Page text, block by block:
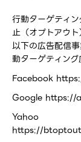
行動ターゲティ
止（オプトアウト
以下の広告配信
動ターゲティン
Facebook
Google https://
Yahoo
https://